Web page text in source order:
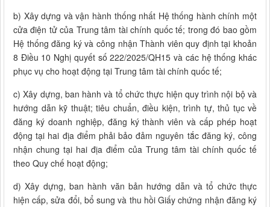
b) Xây dựng và vận hành thống nhất Hệ thống hành chính một
cửa điện tử của Trung tâm tài chính quốc tế; trong đó bao gồm
Hệ thống đăng ký và công nhận Thành viên quy định tại khoản
8 Điều 10 Nghị quyết số 222/2025/QH15 và các hệ thống khác
phục vụ cho hoạt động tại Trung tâm tài chính quốc tế;
c) Xây dựng, ban hành và tổ chức thực hiện quy trình nội bộ và
hướng dẫn kỹ thuật; tiêu chuẩn, điều kiện, trình tự, thủ tục về
đăng ký doanh nghiệp, đăng ký thành viên và cấp phép hoạt
động tại hai địa điểm phải bảo đảm nguyên tắc đăng ký, công
nhận chung tại hai địa điểm của Trung tâm tài chính quốc tế
theo Quy chế hoạt động;
d) Xây dựng, ban hành văn bản hướng dẫn và tổ chức thực
hiện cấp, sửa đổi, bổ sung và thu hồi Giấy chứng nhận đăng ký